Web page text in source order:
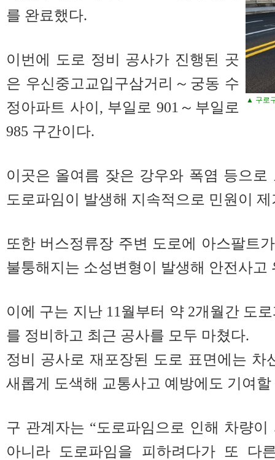
▲ 구로
를 완료했다.
이번에 도로 정비 공사가 진행된 곳
은 우신중고교입구삼거리～궁동 수
정아파트 사이, 부일로 901～부일로
985 구간이다.
이곳은 올여름 잦은 강우와 폭염 등으
도로파임이 발생해 지속적으로 민원이
또한 버스정류장 주변 도로에 아스팔트
불퉁해지는 소성변형이 발생해 안전사고
이에 구는 지난 11월부터 약 2개월간 도
를 정비하고 최근 공사를 모두 마쳤다.
정비 공사로 재포장된 도로 표면에는 차
새롭게 도색해 교통사고 예방에도 기여
구 관계자는 “도로파임으로 인해 차량
아니라 도로파임을 피하려다가 또 다